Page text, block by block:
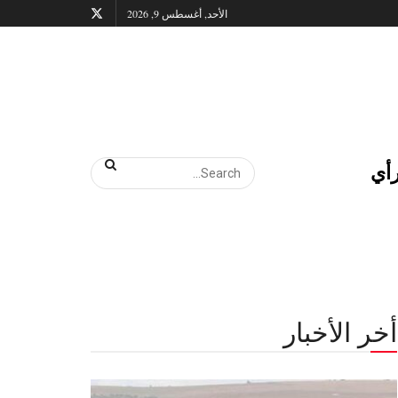
الأحد, أغسطس 9, 2026
أخر الأخبار